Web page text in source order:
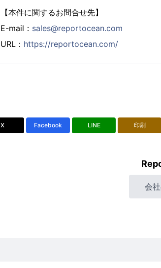
【本件に関するお問合せ先】
E-mail： sales@reportocean.com
URL： https://reportocean.com/
X Facebook LINE 印刷
会